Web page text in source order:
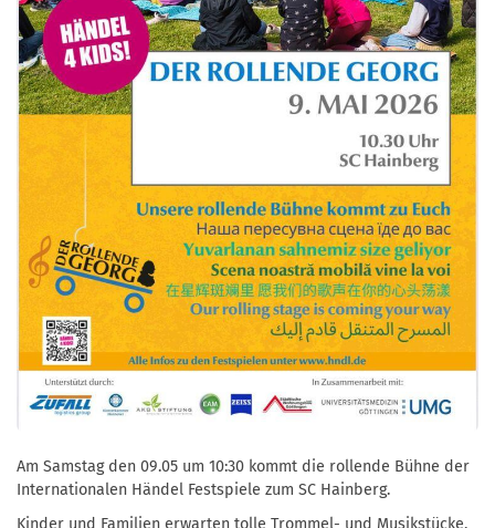
Am Samstag den 09.05 um 10:30 kommt die rollende Bühne der
Internationalen Händel Festspiele zum SC Hainberg.
Kinder und Familien erwarten tolle Trommel- und Musikstücke,